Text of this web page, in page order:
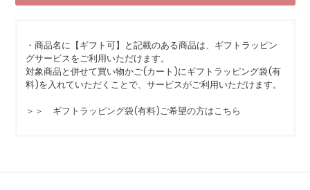
・商品名に【ギフト可】と記載のある商品は、ギフトラッピン
グサービスをご利用いただけます。
対象商品と併せて買い物かご(カート)にギフトラッピング袋(有
料)を入れていただくことで、サービスがご利用いただけます。
＞＞ ギフトラッピング袋(有料)ご希望の方はこちら